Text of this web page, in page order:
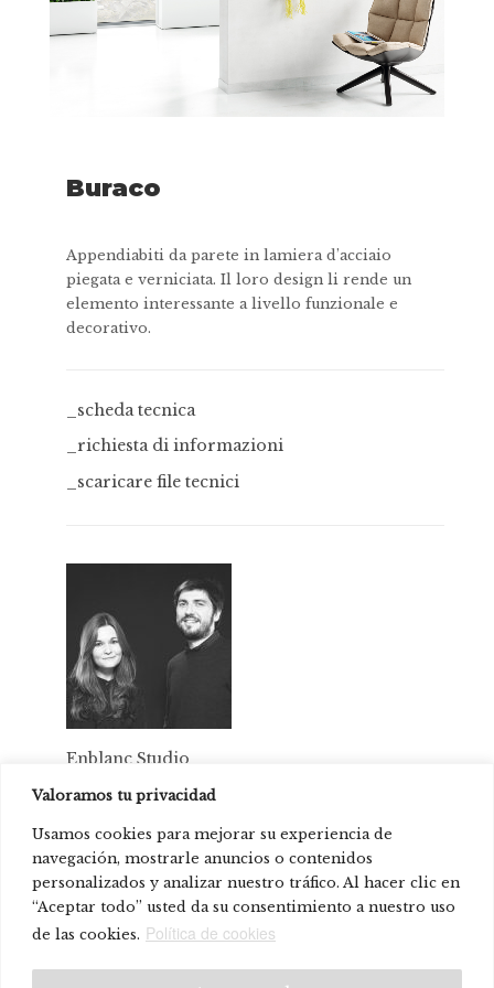
Valoramos tu privacidad
Usamos cookies para mejorar su experiencia de
navegación, mostrarle anuncios o contenidos
personalizados y analizar nuestro tráfico. Al hacer clic en
“Aceptar todo” usted da su consentimiento a nuestro uso
de las cookies. Política de cookies
Buraco
Appendiabiti da parete in lamiera d’acciaio
piegata e verniciata. Il loro design li rende un
elemento interessante a livello funzionale e
decorativo.
_scheda tecnica
_richiesta di informazioni
_scaricare file tecnici
Enblanc Studio
Prodotti presente in:
Nazioni Unite Barcellona, Spagna.
Ostello di Cadice